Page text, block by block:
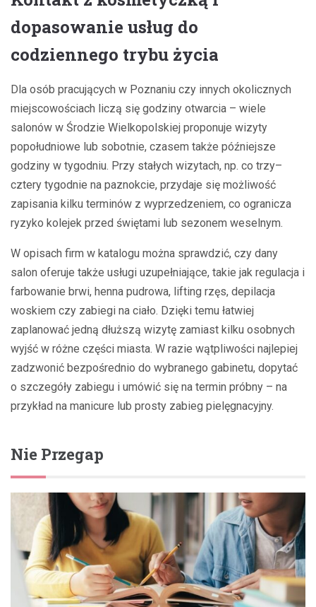
dopasowanie usług do
codziennego trybu życia
Dla osób pracujących w Poznaniu czy innych okolicznych
miejscowościach liczą się godziny otwarcia – wiele
salonów w Środzie Wielkopolskiej proponuje wizyty
popołudniowe lub sobotnie, czasem także późniejsze
godziny w tygodniu. Przy stałych wizytach, np. co trzy–
cztery tygodnie na paznokcie, przydaje się możliwość
zapisania kilku terminów z wyprzedzeniem, co ogranicza
ryzyko kolejek przed świętami lub sezonem weselnym.
W opisach firm w katalogu można sprawdzić, czy dany
salon oferuje także usługi uzupełniające, takie jak regulacja i
farbowanie brwi, henna pudrowa, lifting rzęs, depilacja
woskiem czy zabiegi na ciało. Dzięki temu łatwiej
zaplanować jedną dłuższą wizytę zamiast kilku osobnych
wyjść w różne części miasta. W razie wątpliwości najlepiej
zadzwonić bezpośrednio do wybranego gabinetu, dopytać
o szczegóły zabiegu i umówić się na termin próbny – na
przykład na manicure lub prosty zabieg pielęgnacyjny.
Nie Przegap